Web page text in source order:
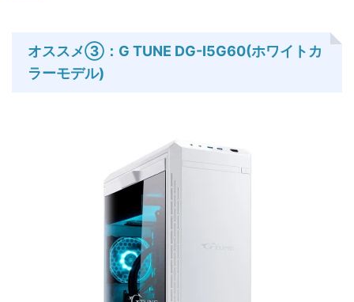
オススメ③：G TUNE DG-I5G60(ホワイトカ
ラーモデル)